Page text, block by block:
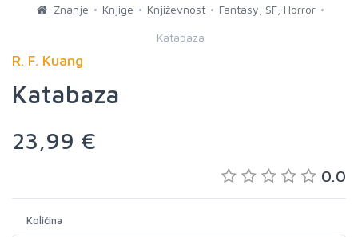
Znanje Knjige Književnost Fantasy, SF, Horror
Katabaza
R. F. Kuang
Katabaza
23,99 €
0.0
Količina